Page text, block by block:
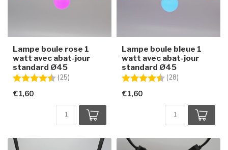
Lampe boule rose 1
watt avec abat-jour
standard Ø45
Note:
(25)
€1,60
Lampe boule bleue 1
watt avec abat-jour
standard Ø45
Note:
(28)
€1,60